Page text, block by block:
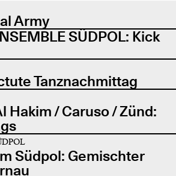
Army
SÜDPOL: Kick
Tanznachmittag
Hakim / Caruso / Zünd:
Südpol: Gemischter